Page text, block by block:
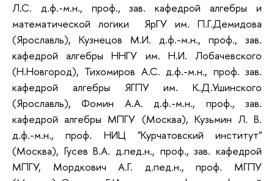
Л.С. д.ф.-м.н., проф., зав. кафедрой алгебры и
математической логики ЯрГУ им. П.Г.Демидова
(Ярославль), Кузнецов М.И. д.ф.-м.н., проф., зав.
кафедрой алгебры ННГУ им. Н.И. Лобачевского
(Н.Новгород), Тихомиров А.С. д.ф.-м.н., проф. зав.
кафедрой алгебры ЯГПУ им. К.Д.Ушинского
(Ярославль), Фомин А.А. д.ф.-м.н., проф., зав.
кафедрой алгебры МПГУ (Москва), Кузьмин Л. В.
д.ф.-м.н., проф. НИЦ "Курчатовский институт"
(Москва), Гусев В.А. д.пед.н., проф., зав. кафедрой
МПГУ, Мордкович А.Г. д.пед.н., проф. МГПУ